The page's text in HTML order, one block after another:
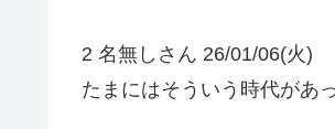
2 名無しさん 26/01/06(火)
たまにはそういう時代があ